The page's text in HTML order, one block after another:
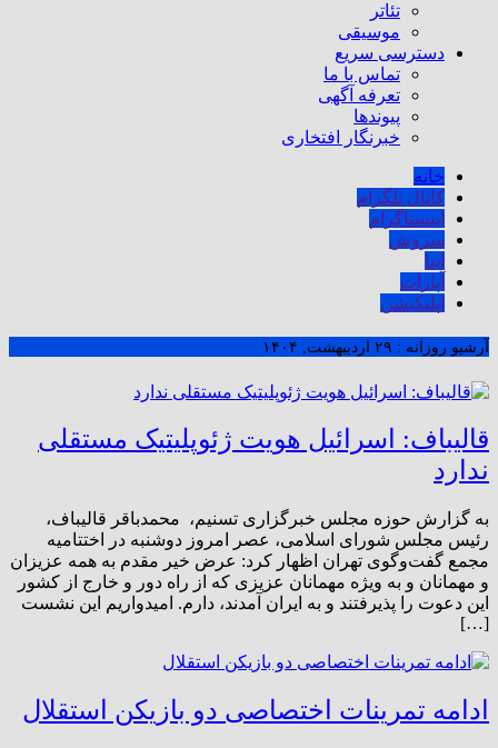
تئاتر
موسیقی
دسترسی سریع
تماس با ما
تعرفه آگهی
پیوندها
خبرنگار افتخاری
خانه
کانال تلگرام
اینستاگرام
سروش
ایتا
آپارات
اپلیکیشن
آرشیو روزانه : ۲۹ اردیبهشت, ۱۴۰۴
قالیباف: اسرائیل هویت ژئوپلیتیک مستقلی
ندارد
به گزارش حوزه مجلس خبرگزاری تسنیم، محمدباقر قالیباف،
رئیس مجلس شورای اسلامی، عصر امروز دوشنبه در اختتامیه
مجمع گفت‌وگوی تهران اظهار کرد: عرض خیر مقدم به همه عزیزان
و مهمانان و به ویژه مهمانان عزیزی که از راه دور و خارج از کشور
این دعوت را پذیرفتند و به ایران آمدند، دارم. امیدواریم این نشست
[…]
ادامه تمرینات اختصاصی دو بازیکن استقلال